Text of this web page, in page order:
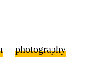
photography